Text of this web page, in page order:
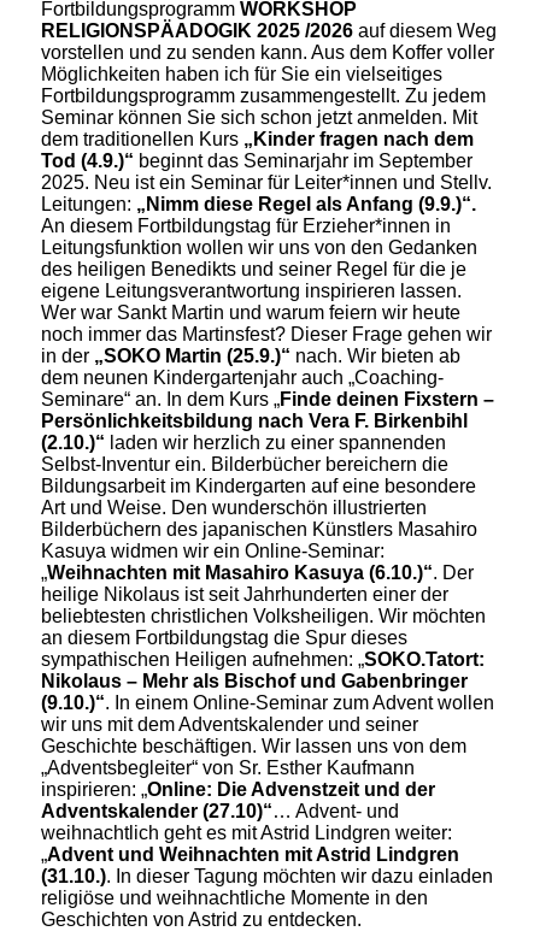
Fortbildungsprogramm WORKSHOP
RELIGIONSPÄADOGIK 2025 /2026auf diesem Weg
vorstellen und zu senden kann. Aus dem Koffer voller
Möglichkeiten haben ich für Sie ein vielseitiges
Fortbildungsprogramm zusammengestellt. Zu jedem
Seminar können Sie sich schon jetzt anmelden. Mit
dem traditionellen Kurs „Kinder fragen nach dem
Tod (4.9.)“ beginnt das Seminarjahr im September
2025. Neu ist ein Seminar für Leiter*innen und Stellv.
Leitungen: „Nimm diese Regel als Anfang (9.9.)“.
An diesem Fortbildungstag für Erzieher*innen in
Leitungsfunktion wollen wir uns von den Gedanken
des heiligen Benedikts und seiner Regel für die je
eigene Leitungsverantwortung inspirieren lassen.
Wer war Sankt Martin und warum feiern wir heute
noch immer das Martinsfest? Dieser Frage gehen wir
in der„SOKO Martin (25.9.)“ nach. Wir bieten ab
dem neunen Kindergartenjahr auch „Coaching-
Seminare“ an. In dem Kurs „Finde deinen Fixstern –
Persönlichkeitsbildung nach Vera F. Birkenbihl
(2.10.)“ laden wir herzlich zu einer spannenden
Selbst-Inventur ein. Bilderbücher bereichern die
Bildungsarbeit im Kindergarten auf eine besondere
Art und Weise. Den wunderschön illustrierten
Bilderbüchern des japanischen Künstlers Masahiro
Kasuya widmen wir ein Online-Seminar:
„Weihnachten mit Masahiro Kasuya (6.10.)“. Der
heilige Nikolaus ist seit Jahrhunderten einer der
beliebtesten christlichen Volksheiligen. Wir möchten
an diesem Fortbildungstag die Spur dieses
sympathischen Heiligen aufnehmen: „SOKO.Tatort:
Nikolaus – Mehr als Bischof und Gabenbringer
(9.10.)“. In einem Online-Seminar zum Advent wollen
wir uns mit dem Adventskalender und seiner
Geschichte beschäftigen. Wir lassen uns von dem
„Adventsbegleiter“ von Sr. Esther Kaufmann
inspirieren: „Online: Die Advenstzeit und der
Adventskalender (27.10)“… Advent- und
weihnachtlich geht es mit Astrid Lindgren weiter:
„Advent und Weihnachten mit Astrid Lindgren
(31.10.). In dieser Tagung möchten wir dazu einladen
religiöse und weihnachtliche Momente in den
Geschichten von Astrid zu entdecken.